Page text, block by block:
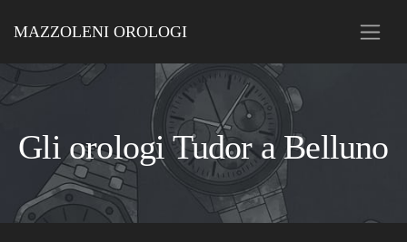
MAZZOLENI OROLOGI
Gli orologi Tudor a Belluno